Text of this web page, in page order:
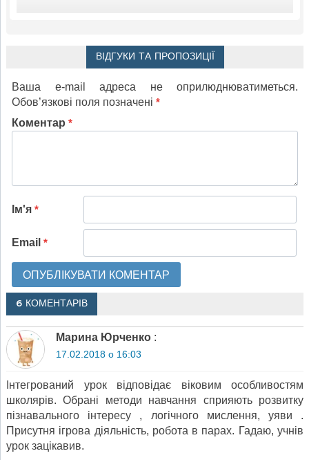
ВІДГУКИ ТА ПРОПОЗИЦІЇ
Ваша e-mail адреса не оприлюднюватиметься.
Обов’язкові поля позначені *
Коментар *
Ім'я *
Email *
6 КОМЕНТАРІВ
Марина Юрченко :
17.02.2018 о 16:03
Інтегрований урок відповідає віковим особливостям
школярів. Обрані методи навчання сприяють розвитку
пізнавального інтересу , логічного мислення, уяви .
Присутня ігрова діяльність, робота в парах. Гадаю, учнів
урок зацікавив.